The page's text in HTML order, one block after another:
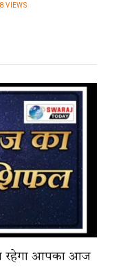
VIEWS
रहेगा आपका आज